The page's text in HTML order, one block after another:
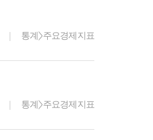
통계>주요경제지표
통계>주요경제지표